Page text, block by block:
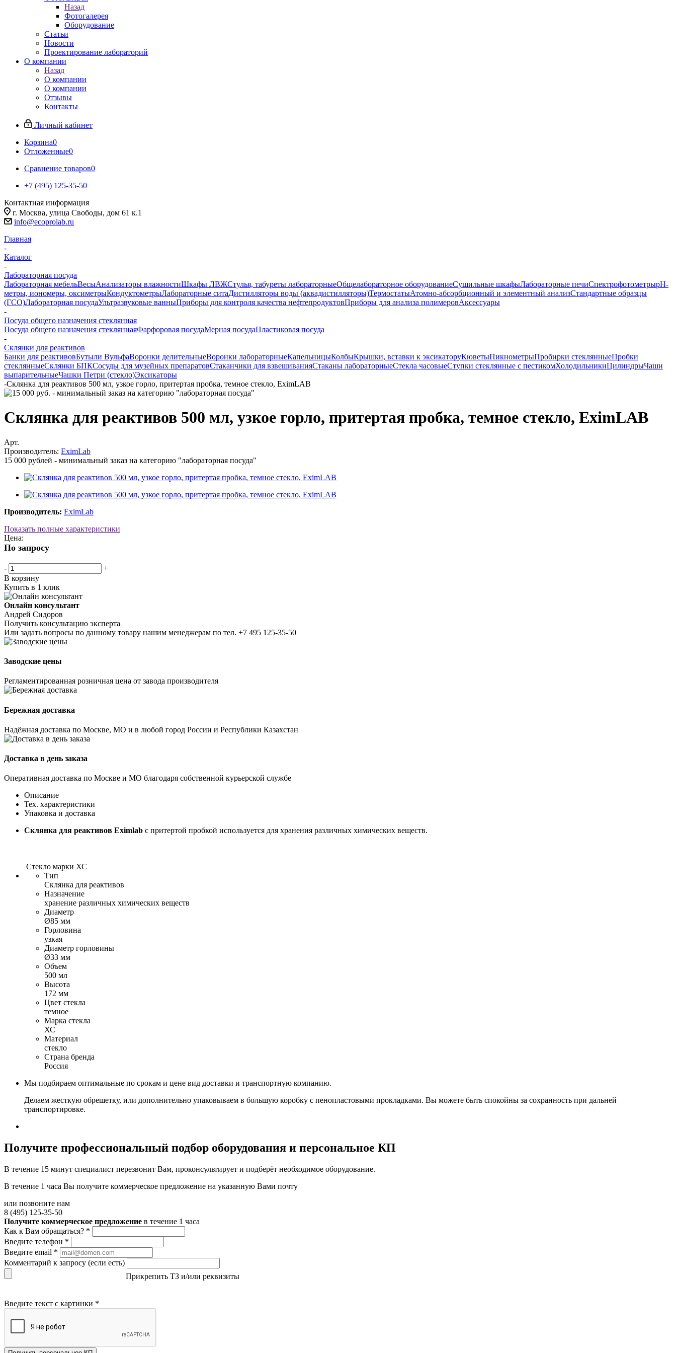
Назад
Фотогалерея
Оборудование
Статьи
Новости
Проектирование лабораторий
О компании
Назад
О компании
О компании
Отзывы
Контакты
Личный кабинет
Корзина0
Отложенные0
Сравнение товаров0
+7 (495) 125-35-50
Контактная информация
г. Москва, улица Свободы, дом 61 к.1
info@ecoprolab.ru
Главная
-
Каталог
-
Лабораторная посуда
Лабораторная мебельВесыАнализаторы влажностиШкафы ЛВЖСтулья, табуреты лабораторныеОбщелабораторное оборудованиеСушильные шкафыЛабораторные печиСпектрофотометрыpH-
метры, иономеры, оксиметрыКондуктометрыЛабораторные ситаДистилляторы воды (аквадистилляторы)ТермостатыАтомно-абсорбционный и элементный анализСтандартные образцы
(ГСО)Лабораторная посудаУльтразвуковые ванныПриборы для контроля качества нефтепродуктовПриборы для анализа полимеровАксессуары
-
Посуда общего назначения стеклянная
Посуда общего назначения стекляннаяФарфоровая посудаМерная посудаПластиковая посуда
-
Склянки для реактивов
Банки для реактивовБутыли ВульфаВоронки делительныеВоронки лабораторныеКапельницыКолбыКрышки, вставки к эксикаторуКюветыПикнометрыПробирки стеклянныеПробки
стеклянныеСклянки БПКСосуды для музейных препаратовСтаканчики для взвешиванияСтаканы лабораторныеСтекла часовыеСтупки стеклянные с пестикомХолодильникиЦилиндрыЧаши
выпарительныеЧашки Петри (стекло)Эксикаторы
-Склянка для реактивов 500 мл, узкое горло, притертая пробка, темное стекло, EximLAB
Склянка для реактивов 500 мл, узкое горло, притертая пробка, темное стекло, EximLAB
Арт.
Производитель: EximLab
15 000 рублей - минимальный заказ на категорию "лабораторная посуда"
Производитель: EximLab
Показать полные характеристики
Цена:
По запросу
-
+
В корзину
Купить в 1 клик
Онлайн консультант
Андрей Сидоров
Получить консультацию эксперта
Или задать вопросы по данному товару нашим менеджерам по тел. +7 495 125-35-50
Заводские цены
Регламентированная розничная цена от завода производителя
Бережная доставка
Надёжная доставка по Москве, МО и в любой город России и Республики Казахстан
Доставка в день заказа
Оперативная доставка по Москве и МО благодаря собственной курьерской службе
Описание
Тех. характеристики
Упаковка и доставка
Склянка для реактивов Eximlab с притертой пробкой используется для хранения различных химических веществ.
Стекло марки ХС
Тип
Склянка для реактивов
Назначение
хранение различных химических веществ
Диаметр
Ø85 мм
Горловина
узкая
Диаметр горловины
Ø33 мм
Объем
500 мл
Высота
172 мм
Цвет стекла
темное
Марка стекла
ХС
Материал
стекло
Страна бренда
Россия
Мы подбираем оптимальные по срокам и цене вид доставки и транспортную компанию.
Делаем жесткую обрешетку, или дополнительно упаковываем в большую коробку с пенопластовыми прокладками. Вы можете быть спокойны за сохранность при дальней
транспортировке.
Получите профессиональный подбор оборудования и персональное КП
В течение 15 минут специалист перезвонит Вам, проконсультирует и подберёт необходимое оборудование.
В течение 1 часа Вы получите коммерческое предложение на указанную Вами почту
или позвоните нам
8 (495) 125-35-50
Получите коммерческое предложение в течение 1 часа
Как к Вам обращаться? *
Введите телефон *
Введите email *
Комментарий к запросу (если есть)
Прикрепить ТЗ и/или реквизиты
Введите текст с картинки *